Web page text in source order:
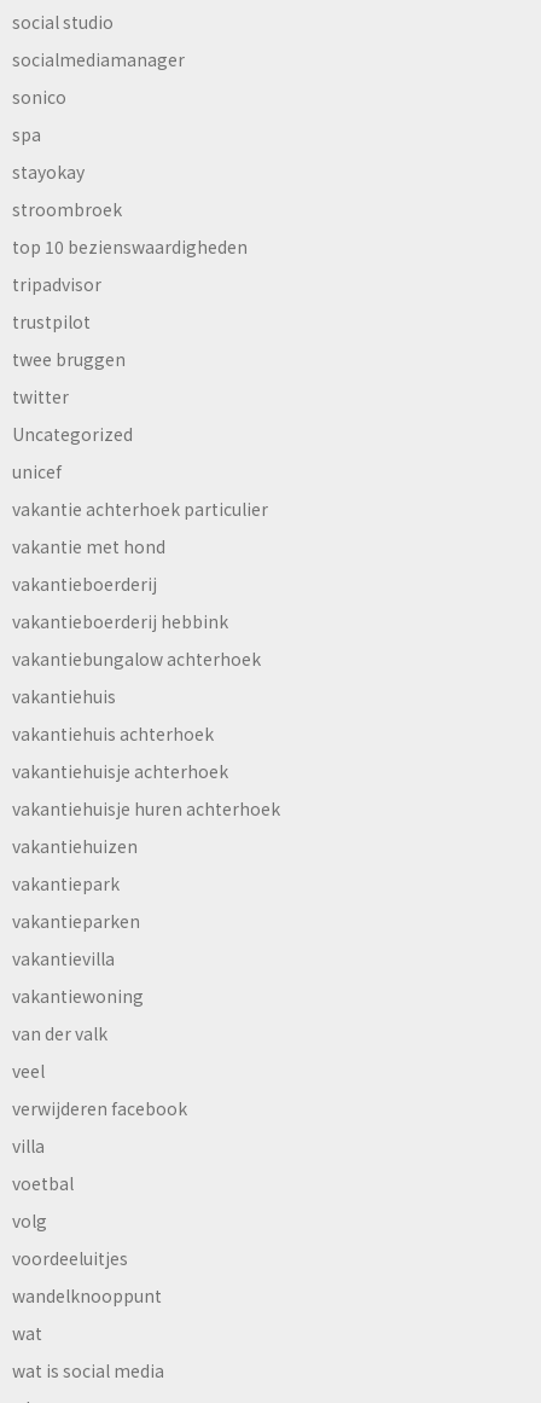
social studio
socialmediamanager
sonico
spa
stayokay
stroombroek
top 10 bezienswaardigheden
tripadvisor
trustpilot
twee bruggen
twitter
Uncategorized
unicef
vakantie achterhoek particulier
vakantie met hond
vakantieboerderij
vakantieboerderij hebbink
vakantiebungalow achterhoek
vakantiehuis
vakantiehuis achterhoek
vakantiehuisje achterhoek
vakantiehuisje huren achterhoek
vakantiehuizen
vakantiepark
vakantieparken
vakantievilla
vakantiewoning
van der valk
veel
verwijderen facebook
villa
voetbal
volg
voordeeluitjes
wandelknooppunt
wat
wat is social media